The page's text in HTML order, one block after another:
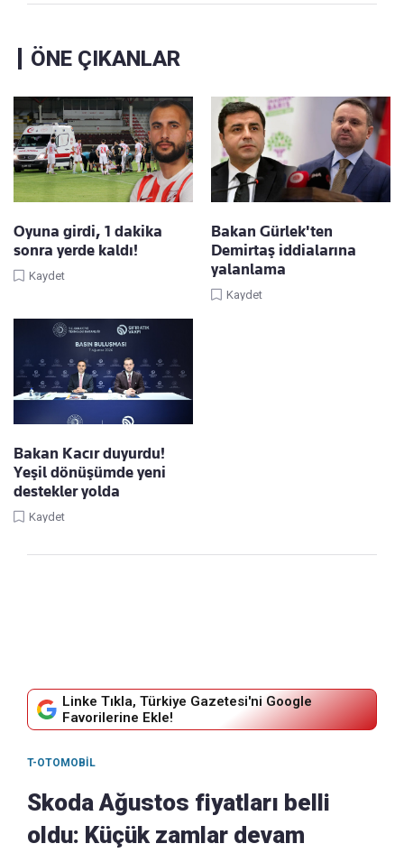
ÖNE ÇIKANLAR
Oyuna girdi, 1 dakika
sonra yerde kaldı!
Kaydet
Bakan Gürlek'ten
Demirtaş iddialarına
yalanlama
Kaydet
Bakan Kacır duyurdu!
Yeşil dönüşümde yeni
destekler yolda
Kaydet
Linke Tıkla, Türkiye Gazetesi'ni Google
Favorilerine Ekle!
T-OTOMOBIL
Skoda Ağustos fiyatları belli
oldu: Küçük zamlar devam